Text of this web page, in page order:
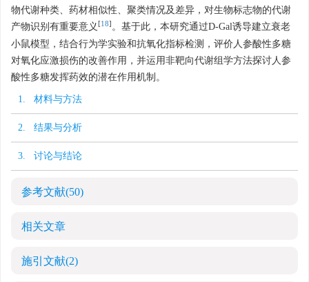
物代谢种类、药材相似性、聚类情况及差异，对生物标志物的代谢
产物识别有重要意义 [18] 。基于此，本研究通过D-Gal诱导建立衰老
小鼠模型，结合行为学实验和抗氧化指标检测，评价人参酸性多糖
对氧化应激损伤的改善作用，并运用非靶向代谢组学方法探讨人参
酸性多糖发挥药效的潜在作用机制。
1. 材料与方法
2. 结果与分析
3. 讨论与结论
参考文献(50)
相关文章
施引文献(2)